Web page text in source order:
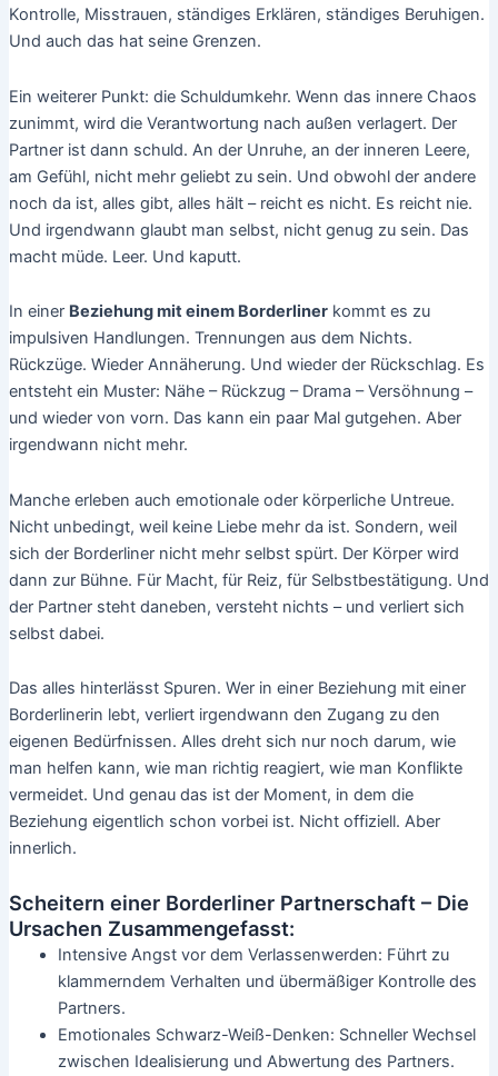
Kontrolle, Misstrauen, ständiges Erklären, ständiges Beruhigen.
Und auch das hat seine Grenzen.
Ein weiterer Punkt: die Schuldumkehr. Wenn das innere Chaos
zunimmt, wird die Verantwortung nach außen verlagert. Der
Partner ist dann schuld. An der Unruhe, an der inneren Leere,
am Gefühl, nicht mehr geliebt zu sein. Und obwohl der andere
noch da ist, alles gibt, alles hält – reicht es nicht. Es reicht nie.
Und irgendwann glaubt man selbst, nicht genug zu sein. Das
macht müde. Leer. Und kaputt.
In einer Beziehung mit einem Borderlinerkommt es zu
impulsiven Handlungen. Trennungen aus dem Nichts.
Rückzüge. Wieder Annäherung. Und wieder der Rückschlag. Es
entsteht ein Muster: Nähe – Rückzug – Drama – Versöhnung –
und wieder von vorn. Das kann ein paar Mal gutgehen. Aber
irgendwann nicht mehr.
Manche erleben auch emotionale oder körperliche Untreue.
Nicht unbedingt, weil keine Liebe mehr da ist. Sondern, weil
sich der Borderliner nicht mehr selbst spürt. Der Körper wird
dann zur Bühne. Für Macht, für Reiz, für Selbstbestätigung. Und
der Partner steht daneben, versteht nichts – und verliert sich
selbst dabei.
Das alles hinterlässt Spuren. Wer in einer Beziehung mit einer
Borderlinerin lebt, verliert irgendwann den Zugang zu den
eigenen Bedürfnissen. Alles dreht sich nur noch darum, wie
man helfen kann, wie man richtig reagiert, wie man Konflikte
vermeidet. Und genau das ist der Moment, in dem die
Beziehung eigentlich schon vorbei ist. Nicht offiziell. Aber
innerlich.
Scheitern einer Borderliner Partnerschaft – Die
Ursachen Zusammengefasst:
Intensive Angst vor dem Verlassenwerden: Führt zu
klammerndem Verhalten und übermäßiger Kontrolle des
Partners.
Emotionales Schwarz-Weiß-Denken: Schneller Wechsel
zwischen Idealisierung und Abwertung des Partners.